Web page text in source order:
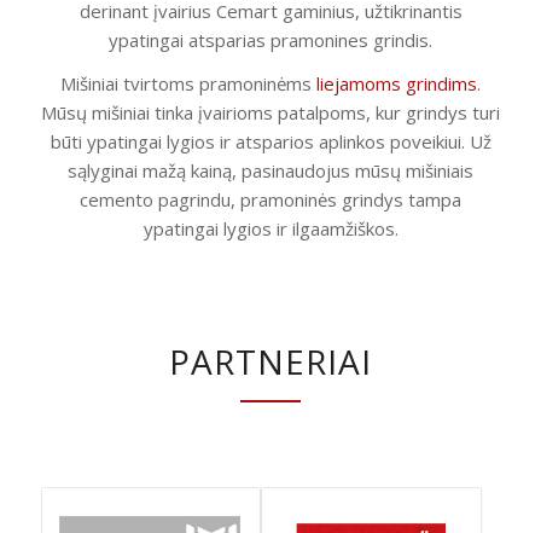
derinant įvairius Cemart gaminius, užtikrinantis
ypatingai atsparias pramonines grindis.
Mišiniai tvirtoms pramoninėms liejamoms grindims.
Mūsų mišiniai tinka įvairioms patalpoms, kur grindys turi
būti ypatingai lygios ir atsparios aplinkos poveikiui. Už
sąlyginai mažą kainą, pasinaudojus mūsų mišiniais
cemento pagrindu, pramoninės grindys tampa
ypatingai lygios ir ilgaamžiškos.
PARTNERIAI